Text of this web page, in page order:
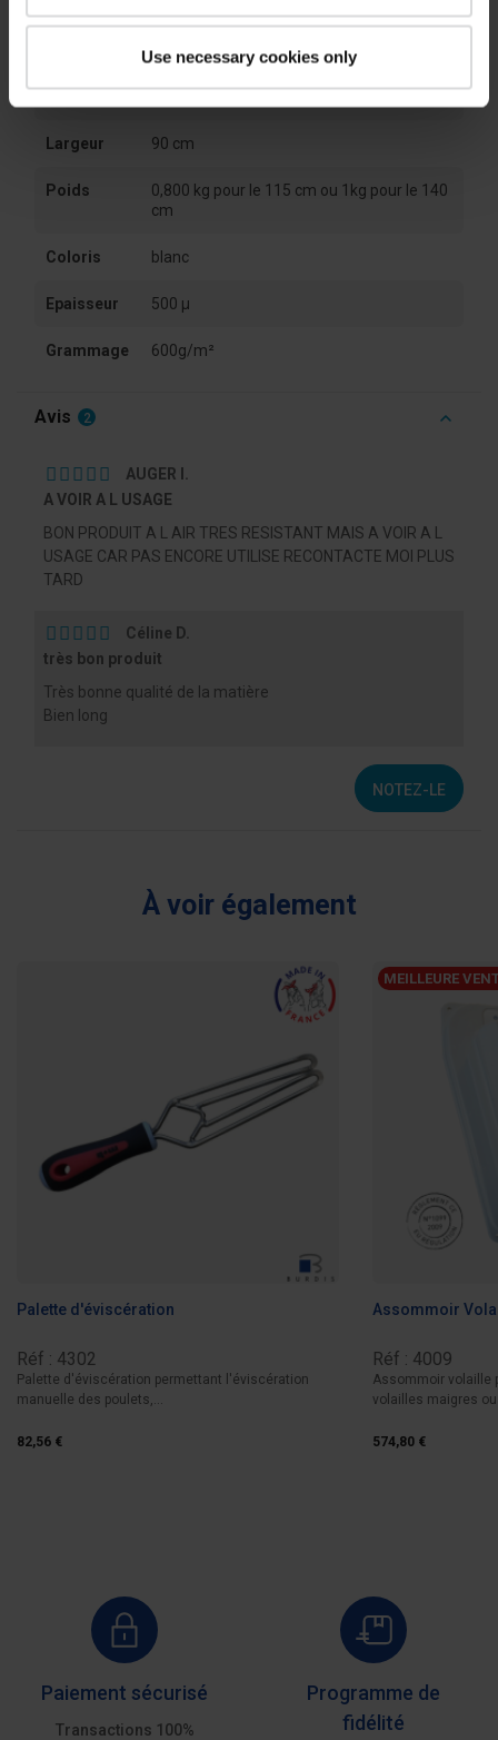
Use necessary cookies only
Fiche technique
Largeur 90 cm
Poids
0,800 kg pour le 115 cm ou 1kg pour le 140
cm
Coloris blanc
Epaisseur 500 µ
Grammage 600g/m²
Avis 2
AUGER I.
A VOIR A L USAGE
BON PRODUIT A L AIR TRES RESISTANT MAIS A VOIR A L
USAGE CAR PAS ENCORE UTILISE RECONTACTE MOI PLUS
TARD
Céline D.
très bon produit
Très bonne qualité de la matière
Bien long
NOTEZ-LE
À voir également
Palette d'éviscération
Réf : 4302
Palette d'éviscération permettant l'éviscération
manuelle des poulets,...
82,56 €
MEILLEURE
Assommoir
Réf : 4009
Assommoir volaille
volailles maigres
574,80 €
Paiement sécurisé
Transactions 100%
Programme de
fidélité